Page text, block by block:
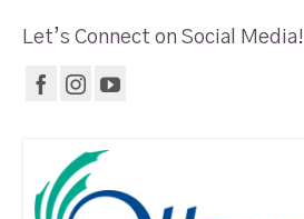
Let’s Connect on Social Media!